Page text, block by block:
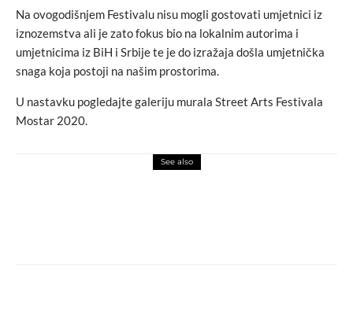
Na ovogodišnjem Festivalu nisu mogli gostovati umjetnici iz
iznozemstva ali je zato fokus bio na lokalnim autorima i
umjetnicima iz BiH i Srbije te je do izražaja došla umjetnička
snaga koja postoji na našim prostorima.
U nastavku pogledajte galeriju murala Street Arts Festivala
Mostar 2020.
See also